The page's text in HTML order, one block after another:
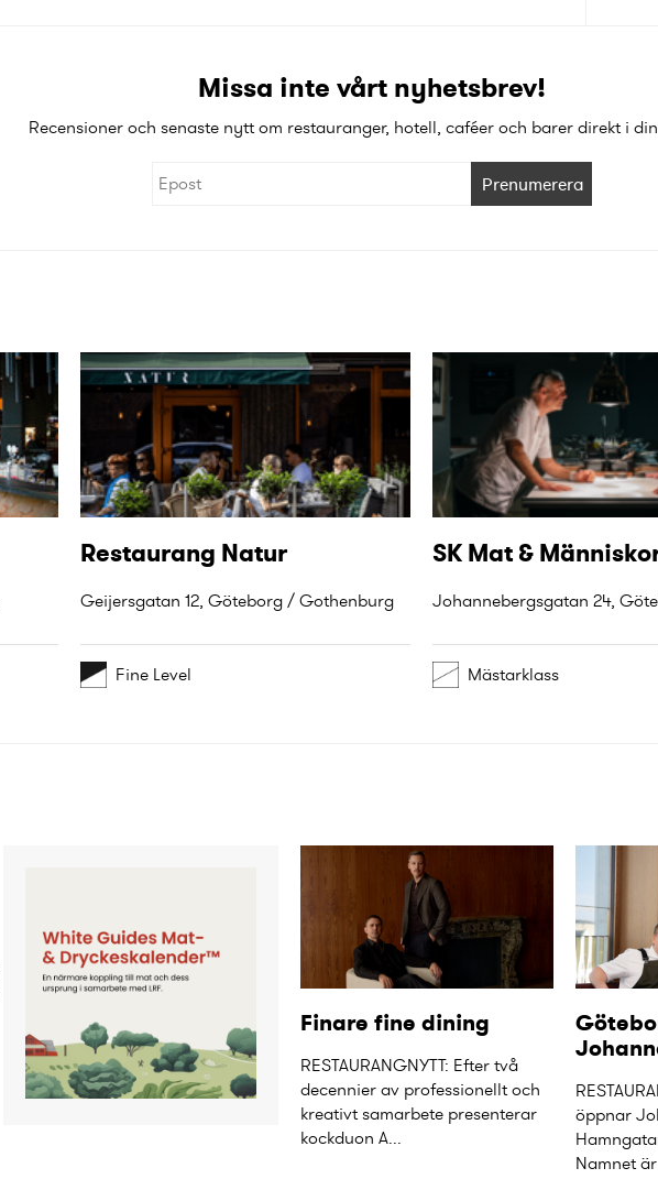
Missa inte vårt nyhetsbrev!
Recensioner och senaste nytt om restauranger, hotell, caféer och barer direkt i
Prenumerera
Restaurang Natur
Geijersgatan 12, Göteborg / Gothenburg
Fine Level
SK Mat &
Mästarklass
Finare fine dining
RESTAURANGNYTT: Efter två
decennier av professionellt och
kreativt samarbete presenterar
kockduon A...
öppnar
Namnet